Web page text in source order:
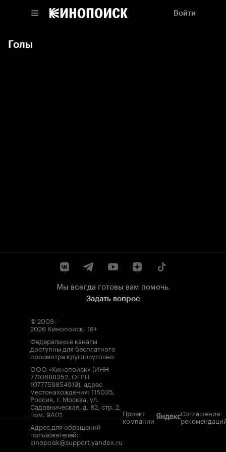
Войти
Голы
Мы всегда готовы вам помочь.
Задать вопрос
© 2003–
2026 Кинопоиск. 18+
Федеральные каналы
доступны для бесплатного
просмотра круглосуточно
ООО «Кинопоиск» (ИНН
7710688352, ОГРН
1077759854919), адрес
местонахождения: 115035,
Россия, г. Москва, ул.
Садовническая, д. 82, стр. 2,
пом. 9А01
Адрес для обращений
пользователей:
kinopoisk@support.yandex.ru
Проект
компании
Соглашение